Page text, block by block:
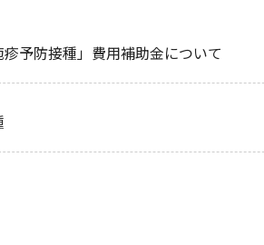
疹予防接種」費用補助金について